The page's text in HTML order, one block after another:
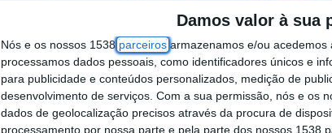
Damos valor à sua
Nós e os nossos 1538parceirosarmazenamos e/ou acedemos
processamos dados pessoais, como identificadores únicos e
para publicidade e conteúdos personalizados, medição de
desenvolvimento de serviços. Com a sua permissão, nós e os
dados de geolocalização precisos através da procura de
processamento por nossa parte e pela parte dos nossos 1538